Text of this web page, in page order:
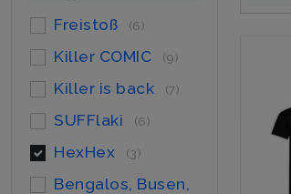
Freistoß (6)
Killer COMIC (9)
Killer is back (7)
SUFFlaki (6)
HexHex (3)
Bengalos, Busen,